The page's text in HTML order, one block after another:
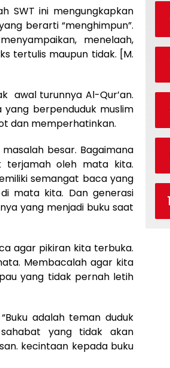
SWT ini mengungkapkan
berarti “menghimpun”.
menelaah,
tertulis maupun tidak. [M.
awal turunnya Al-Qur’an.
berpenduduk muslim
dan memperhatinkan.
besar. Bagaimana
terjamah oleh mata kita.
semangat baca yang
mata kita. Dan generasi
yang menjadi buku saat
agar pikiran kita terbuka.
Membacalah agar kita
yang tidak pernah letih
adalah teman duduk
yang tidak akan
kecintaan kepada buku